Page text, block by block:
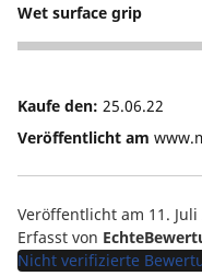
Wet surface grip
4
Kaufe den: 25.06.22
Veröffentlicht am
Veröffentlicht am 11. Juli
Erfasst von
Nicht verifizierte